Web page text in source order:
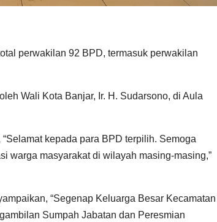
perwakilan 92 BPD, termasuk perwakilan
Wali Kota Banjar, Ir. H. Sudarsono, di Aula
kepada para BPD terpilih. Semoga
warga masyarakat di wilayah masing-masing,”
“Segenap Keluarga Besar Kecamatan
Sumpah Jabatan dan Peresmian